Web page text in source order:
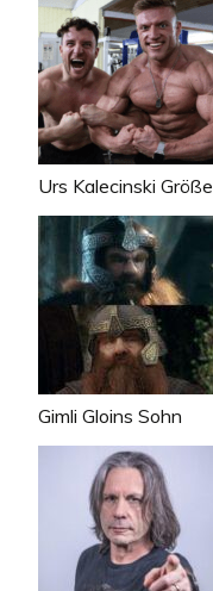
Urs Kalecinski Größe
Gimli Gloins Sohn